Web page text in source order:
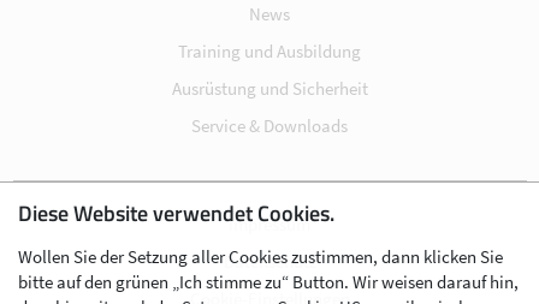
News
Training und Ausbildung
Ausrüstung und Sicherheit
Service & Downloads
Impressum
Datenschutz
Cookie-Einstellungen
Diese Website verwendet Cookies.
Wollen Sie der Setzung aller Cookies zustimmen, dann klicken Sie
bitte auf den grünen „Ich stimme zu“ Button. Wir weisen darauf hin,